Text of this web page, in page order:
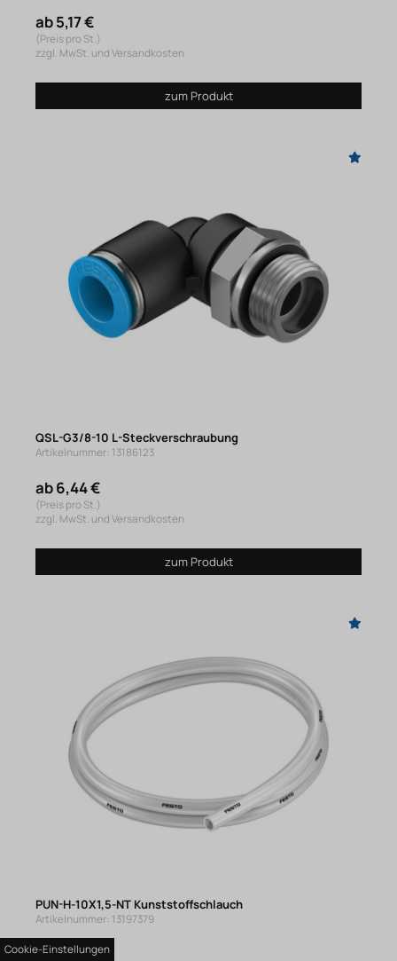
ab 5,17 €
(Preis pro St.)
zzgl. MwSt. und Versandkosten
zum Produkt
QSL-G3/8-10 L-Steckverschraubung
Artikelnummer: 13186123
ab 6,44 €
(Preis pro St.)
zzgl. MwSt. und Versandkosten
zum Produkt
PUN-H-10X1,5-NT Kunststoffschlauch
Artikelnummer: 13197379
ab 2,45 €
Cookie-Einstellungen